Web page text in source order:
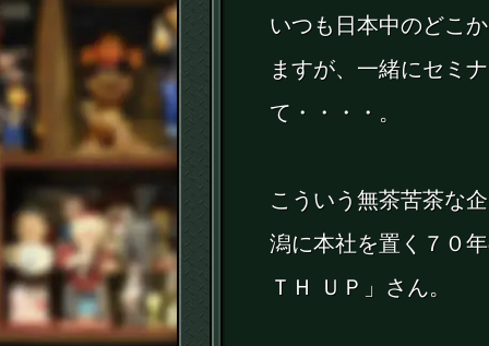
いつも日本中のどこ
ますが、一緒にセミ
て・・・・。
こういう無茶苦茶な
潟に本社を置く７０
ＴＨ ＵＰ」さん。